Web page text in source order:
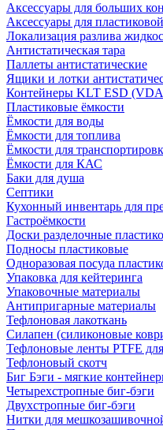
Аксессуары для больших
Аксессуары для
Локализация разлива
Антистатическая тара
Паллеты антистатические
Ящики и лотки
Контейнеры KLT ESD
Пластиковые ёмкости
Ёмкости для воды
Ёмкости для топлива
Ёмкости для
Ёмкости для КАС
Баки для душа
Септики
Кухонный инвентарь для
Гастроёмкости
Доски разделочные
Подносы пластиковые
Одноразовая посуда
Упаковка для кейтеринга
Упаковочные материалы
Антипригарные материалы
Тефлоновая лакоткань
Силапен (силиконовые
Тефлоновые ленты PTFE
Тефлоновый скотч
Биг Бэги - мягкие
Четырехстропные биг-бэги
Двухстропные биг-бэги
Нитки для